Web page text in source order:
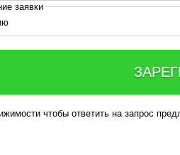
описание заявки
чтобы ответить на запрос